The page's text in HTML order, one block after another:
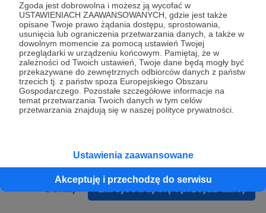
Zgoda jest dobrowolna i możesz ją wycofać w
USTAWIENIACH ZAAWANSOWANYCH, gdzie jest także
opisane Twoje prawo żądania dostępu, sprostowania,
usunięcia lub ograniczenia przetwarzania danych, a także w
dowolnym momencie za pomocą ustawień Twojej
przeglądarki w urządzeniu końcowym. Pamiętaj, że w
zależności od Twoich ustawień, Twoje dane będą mogły być
przekazywane do zewnętrznych odbiorców danych z państw
trzecich tj. z państw spoza Europejskiego Obszaru
Gospodarczego. Pozostałe szczegółowe informacje na
temat przetwarzania Twoich danych w tym celów
przetwarzania znajdują się w naszej polityce prywatności.
Ustawienia zaawansowane
Akceptuję i przechodzę do serwisu
* Wyrażam zgodę na przetwarzanie moich danych
osobowych podanych w formularzu rejestracyjnym w celu
prawidłowego świadczenia usług serwisu Patronite.
Wyrażam zgodę na otrzymywanie drogą elektroniczną
informacji handlowych - newslettera. Opcja ta może zostać
zmieniona w ustawieniach konta.
Zarejestruj się i przejdź dalej